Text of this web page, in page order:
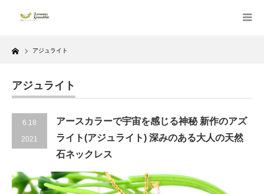
Home アジュライト
アジュライト
6.18
2021
アースカラーで宇宙を感じる神秘 新作のアズ
ライト(アジュライト) 深みのある大人の天然
石ネックレス